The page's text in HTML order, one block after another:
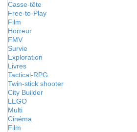
Casse-tête
Free-to-Play
Film
Horreur
FMV
Survie
Exploration
Livres
Tactical-RPG
Twin-stick shooter
City Builder
LEGO
Multi
Cinéma
Film